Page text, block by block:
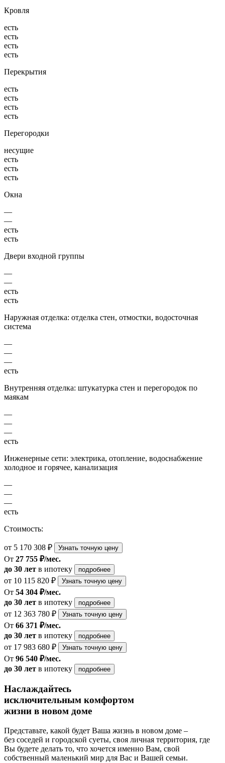
Кровля
есть
есть
есть
есть
Перекрытия
есть
есть
есть
есть
Перегородки
несущие
есть
есть
есть
Окна
—
—
есть
есть
Двери входной группы
—
—
есть
есть
Наружная отделка: отделка стен, отмостки, водосточная
система
—
—
—
есть
Внутренняя отделка: штукатурка стен и перегородок по
маякам
—
—
—
есть
Инженерные сети: электрика, отопление, водоснабжение
холодное и горячее, канализация
—
—
—
есть
Стоимость:
от 5 170 308 ₽ Узнать точную цену
От 27 755 ₽/мес.
до 30 лет в ипотеку подробнее
от 10 115 820 ₽ Узнать точную цену
От 54 304 ₽/мес.
до 30 лет в ипотеку подробнее
от 12 363 780 ₽ Узнать точную цену
От 66 371 ₽/мес.
до 30 лет в ипотеку подробнее
от 17 983 680 ₽ Узнать точную цену
От 96 540 ₽/мес.
до 30 лет в ипотеку подробнее
Наслаждайтесь
исключительным комфортом
жизни в новом доме
Представьте, какой будет Ваша жизнь в новом доме –
без соседей и городской суеты, своя личная территория, где
Вы будете делать то, что хочется именно Вам, свой
собственный маленький мир для Вас и Вашей семьи.